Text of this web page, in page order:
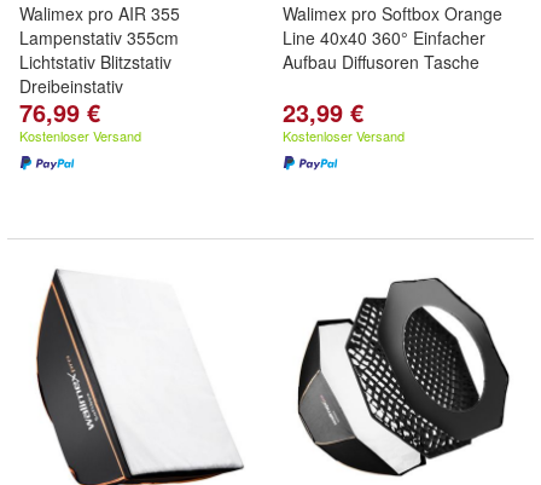
Walimex pro AIR 355
Lampenstativ 355cm
Lichtstativ Blitzstativ
Dreibeinstativ
76,99 €
Kostenloser Versand
Walimex pro Softbox Orange
Line 40x40 360° Einfacher
Aufbau Diffusoren Tasche
23,99 €
Kostenloser Versand